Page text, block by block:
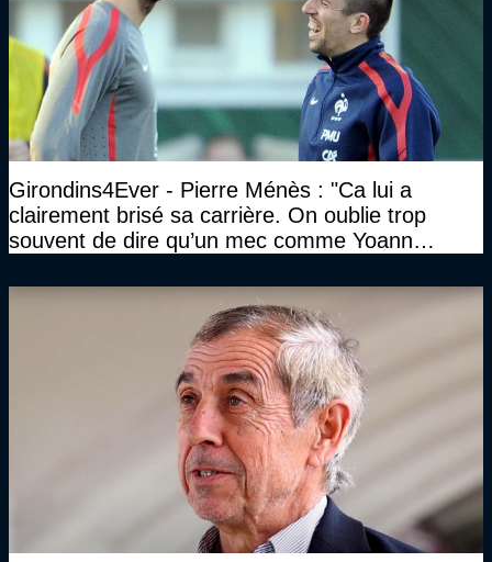
Girondins4Ever - Pierre Ménès : "Ca lui a
clairement brisé sa carrière. On oublie trop
souvent de dire qu’un mec comme Yoann